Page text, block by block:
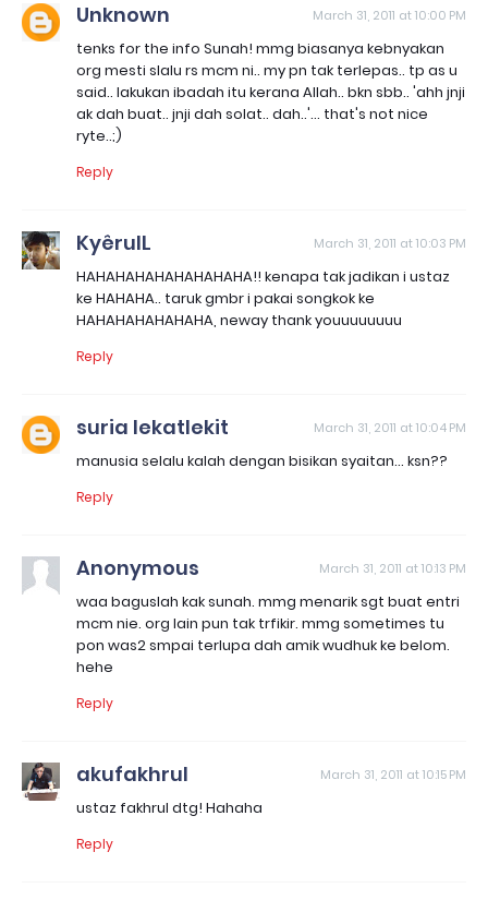
Unknown March 31, 2011 at 10:00 PM
tenks for the info Sunah! mmg biasanya kebnyakan
org mesti slalu rs mcm ni.. my pn tak terlepas.. tp as u
said.. lakukan ibadah itu kerana Allah.. bkn sbb.. 'ahh jnji
ak dah buat.. jnji dah solat.. dah..'... that's not nice
ryte..;)
Reply
KyêrulL March 31, 2011 at 10:03 PM
HAHAHAHAHAHAHAHAHA!! kenapa tak jadikan i ustaz
ke HAHAHA.. taruk gmbr i pakai songkok ke
HAHAHAHAHAHAHA, neway thank youuuuuuuu
Reply
suria lekatlekit March 31, 2011 at 10:04 PM
manusia selalu kalah dengan bisikan syaitan... ksn??
Reply
Anonymous March 31, 2011 at 10:13 PM
waa baguslah kak sunah. mmg menarik sgt buat entri
mcm nie. org lain pun tak trfikir. mmg sometimes tu
pon was2 smpai terlupa dah amik wudhuk ke belom.
hehe
Reply
akufakhrul March 31, 2011 at 10:15 PM
ustaz fakhrul dtg! Hahaha
Reply